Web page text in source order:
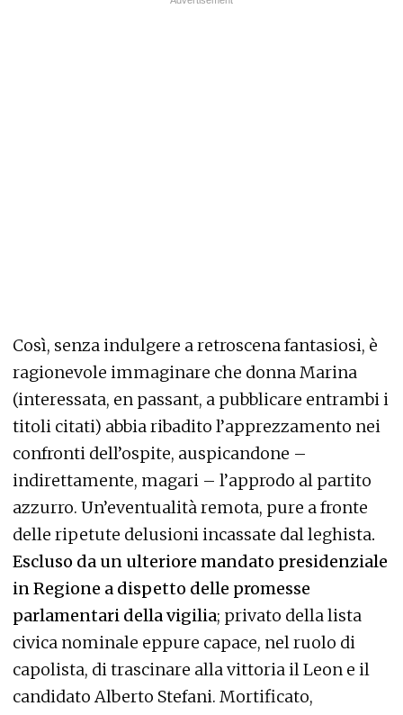
Così, senza indulgere a retroscena fantasiosi, è
ragionevole immaginare che donna Marina
(interessata, en passant, a pubblicare entrambi i
titoli citati) abbia ribadito l’apprezzamento nei
confronti dell’ospite, auspicandone –
indirettamente, magari – l’approdo al partito
azzurro. Un’eventualità remota, pure a fronte
delle ripetute delusioni incassate dal leghista.
Escluso da un ulteriore mandato presidenziale
in Regione a dispetto delle promesse
parlamentari della vigilia; privato della lista
civica nominale eppure capace, nel ruolo di
capolista, di trascinare alla vittoria il Leon e il
candidato Alberto Stefani. Mortificato,